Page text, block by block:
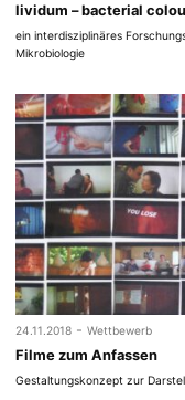
lividum – bacterial
ein interdisziplinäres
Mikrobiologie
24.11.2018 - Wettbewerb
Filme zum Anfassen
Gestaltungskonzept zur